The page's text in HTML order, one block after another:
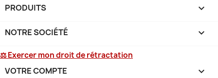
PRODUITS 
NOTRE SOCIÉTÉ 
⚖ Exercer mon droit de rétractation
VOTRE COMPTE 